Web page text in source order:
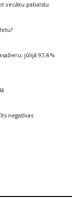
vecāku pabalstu
jūlijā 97,4 %
negatīvas